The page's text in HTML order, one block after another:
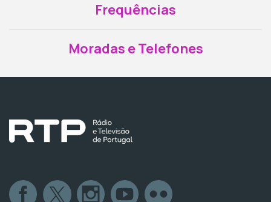
Frequências
Moradas e Telefones